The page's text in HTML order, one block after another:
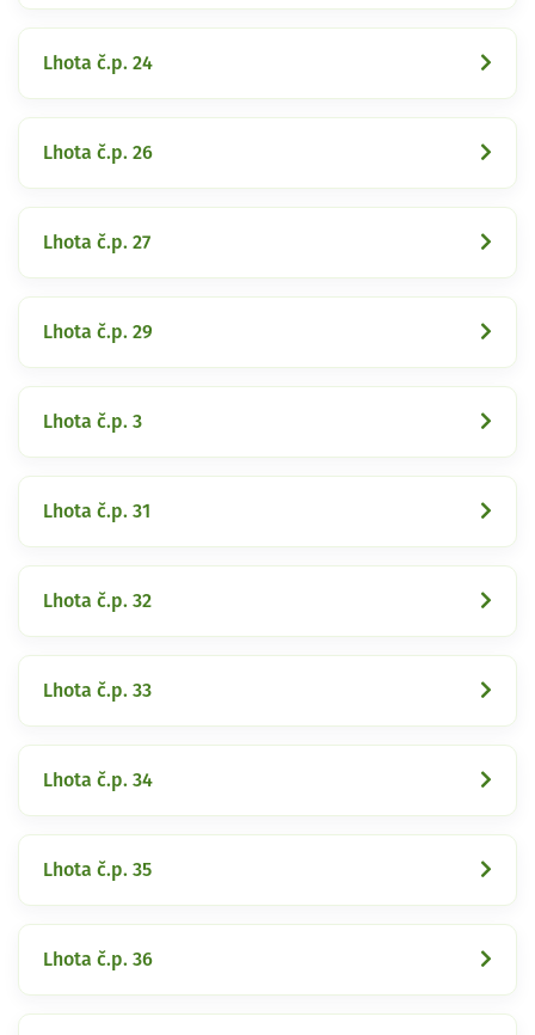
Lhota č.p. 24
Lhota č.p. 26
Lhota č.p. 27
Lhota č.p. 29
Lhota č.p. 3
Lhota č.p. 31
Lhota č.p. 32
Lhota č.p. 33
Lhota č.p. 34
Lhota č.p. 35
Lhota č.p. 36